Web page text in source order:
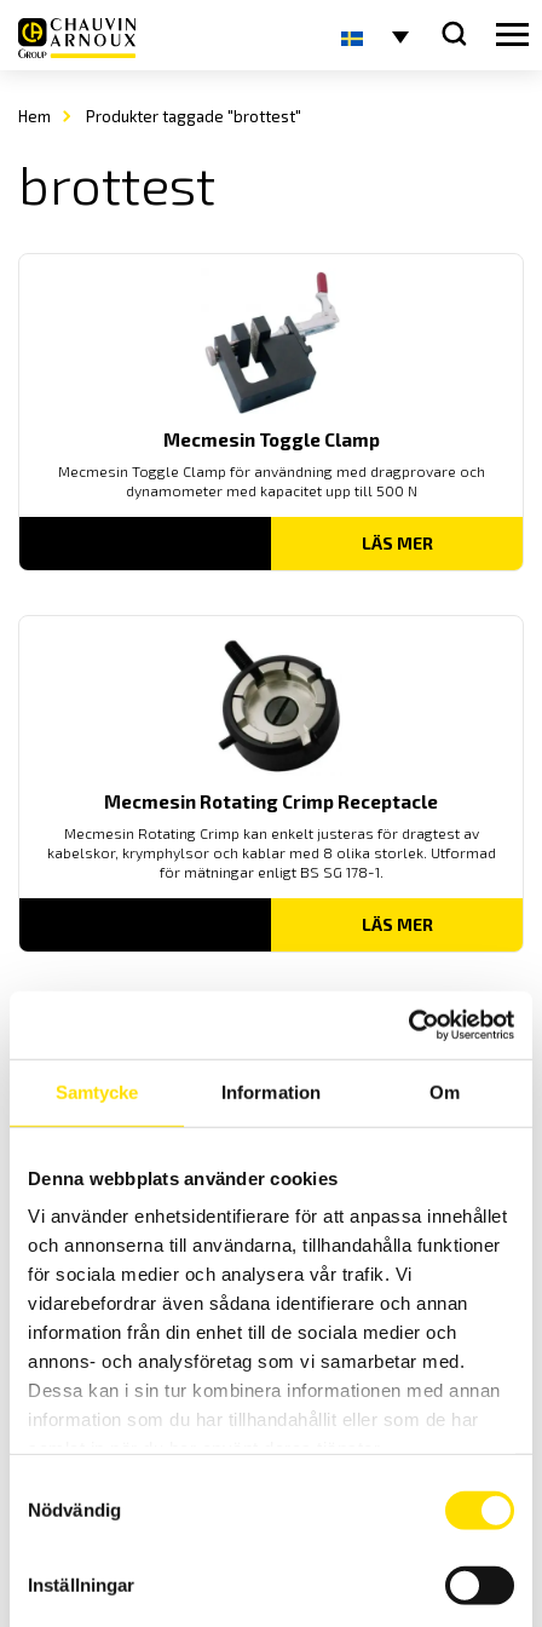
Samtycke Information Om
Denna webbplats använder cookies
Vi använder enhetsidentifierare för att anpassa innehållet
och annonserna till användarna, tillhandahålla funktioner
för sociala medier och analysera vår trafik. Vi
vidarebefordrar även sådana identifierare och annan
information från din enhet till de sociala medier och
annons- och analysföretag som vi samarbetar med.
Dessa kan i sin tur kombinera informationen med annan
information som du har tillhandahållit eller som de har
Nödvändig
Inställningar
Hem Produkter taggade "brottest"
brottest
Mecmesin Toggle Clamp
Mecmesin Toggle Clamp för användning med dragprovare och
dynamometer med kapacitet upp till 500 N
LÄS MER
Mecmesin Rotating Crimp Receptacle
Mecmesin Rotating Crimp kan enkelt justeras för dragtest av
kabelskor, krymphylsor och kablar med 8 olika storlek. Utformad
för mätningar enligt BS SG 178-1.
LÄS MER
Mecmesin Coefficient of Friction Fixture
Friktionsfixrur från Mecmesin för mätning avfriktionskoefficienten
och ISO8295
LÄS MER
Mecmesin Cable Cam grip är en enkel fixtur för dragtest upp till 5 kN